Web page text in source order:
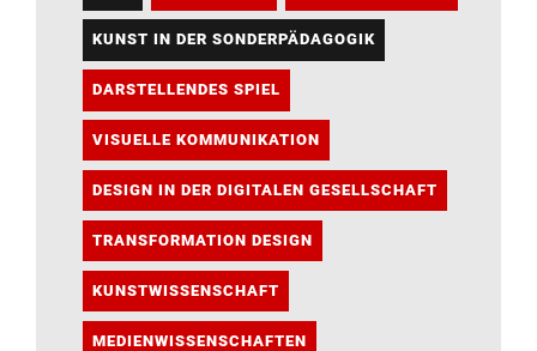
KUNST IN DER SONDERPÄDAGOGIK
DARSTELLENDES SPIEL
VISUELLE KOMMUNIKATION
DESIGN IN DER DIGITALEN GESELLSCHAFT
TRANSFORMATION DESIGN
KUNSTWISSENSCHAFT
MEDIENWISSENSCHAFTEN